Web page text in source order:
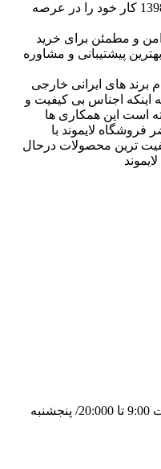
فروشگاه اینترنتی لایموند از سال 1398 کار خود را در عرصه
و مطمئن برای خرید
پیشتیبانی و مشاوره
برند های ایرانی خارجی
اینکه اجناس بی کیفیت و
است این همکاری ها
لایموند با
ترین محصولات درحال
شنبه تا چهارشنبه از ساعت 9:00 تا 20:000/ پنجشنبه